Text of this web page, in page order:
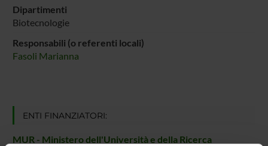
Dipartimenti
Biotecnologie
Responsabili (o referenti locali)
Fasoli Marianna
ENTI FINANZIATORI:
MUR - Ministero dell'Università e della Ricerca